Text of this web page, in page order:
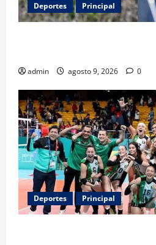
Deportes Principal
admin agosto 9, 2026 0
Deportes Principal